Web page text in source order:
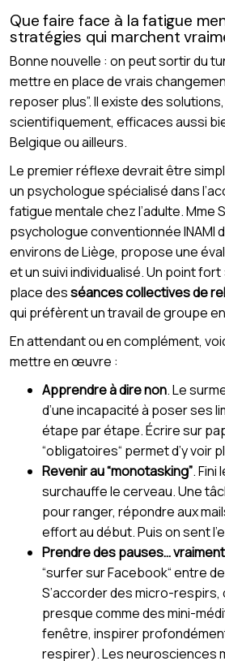
Que faire face à la fatigue
stratégies qui marchent
Bonne nouvelle : on peut sortir du
mettre en place de vrais
reposer plus”. Il existe des
scientifiquement, efficaces aussi
Belgique ou ailleurs.
Le premier réflexe devrait être
un psychologue spécialisé dans
fatigue mentale chez l’adulte. Mme
psychologue conventionnée INAMI
environs de Liège, propose une
et un suivi individualisé. Un point
place desséances collectives de
qui préfèrent un travail de groupe
En attendant ou en complément,
mettre en œuvre :
Apprendre à dire non. Le
d’une incapacité à poser ses
étape par étape. Écrire sur
“obligatoires“ permet d’y voir
Revenir au “monotasking”. Fini
surchauffe le cerveau. Une
pour ranger, répondre aux
effort au début. Puis on sent
Prendre des pauses… vraiment
“surfer sur Facebook“ entre
S’accorder des micro-
presque comme des mini-
fenêtre, inspirer
respirer). Les neurosciences